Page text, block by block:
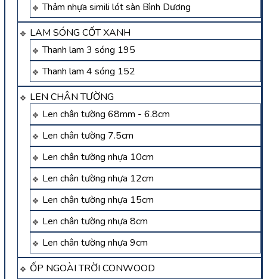
Thảm nhựa simili lót sàn Bình Dương
LAM SÓNG CỐT XANH
Thanh lam 3 sóng 195
Thanh lam 4 sóng 152
LEN CHÂN TƯỜNG
Len chân tường 68mm - 6.8cm
Len chân tường 7.5cm
Len chân tường nhựa 10cm
Len chân tường nhựa 12cm
Len chân tường nhựa 15cm
Len chân tường nhựa 8cm
Len chân tường nhựa 9cm
ỐP NGOÀI TRỜI CONWOOD